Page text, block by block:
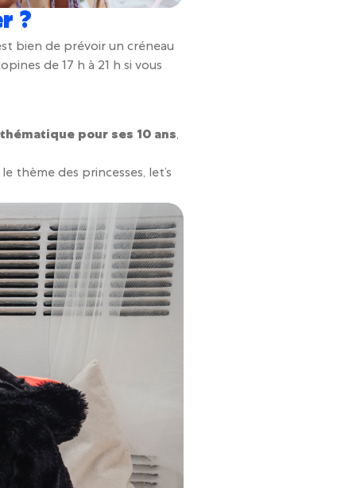
?
bien de prévoir un créneau
de 17 h à 21 h si vous
pour ses 10 ans,
thème des princesses, let’s